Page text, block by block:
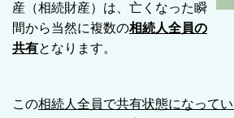
産（相続財産）は、亡くなった瞬
間から当然に複数の相続人全員の
共有となります。
この相続人全員で共有状態になって